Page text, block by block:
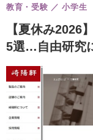
【夏休み2026
5選…自由研究
教育・受験 小学生